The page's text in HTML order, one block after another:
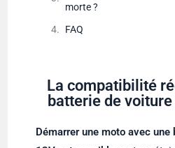
morte ?
FAQ
La compatibilité
batterie de
Démarrer une moto avec